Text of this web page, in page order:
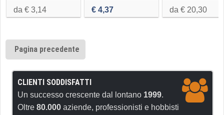
da € 3,14
a baionetta
€ 4,37 da € 20,30
Pagina precedente
CLIENTI SODDISFATTI
Un successo crescente dal lontano 1999.
Oltre 80.000 aziende, professionisti e hobbisti